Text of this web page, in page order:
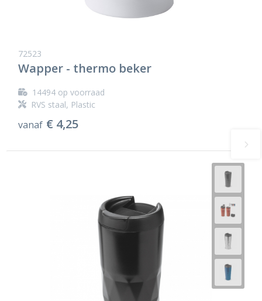
72523
Wapper - thermo beker
14494op voorraad
RVS staal, Plastic
vanaf € 4,25